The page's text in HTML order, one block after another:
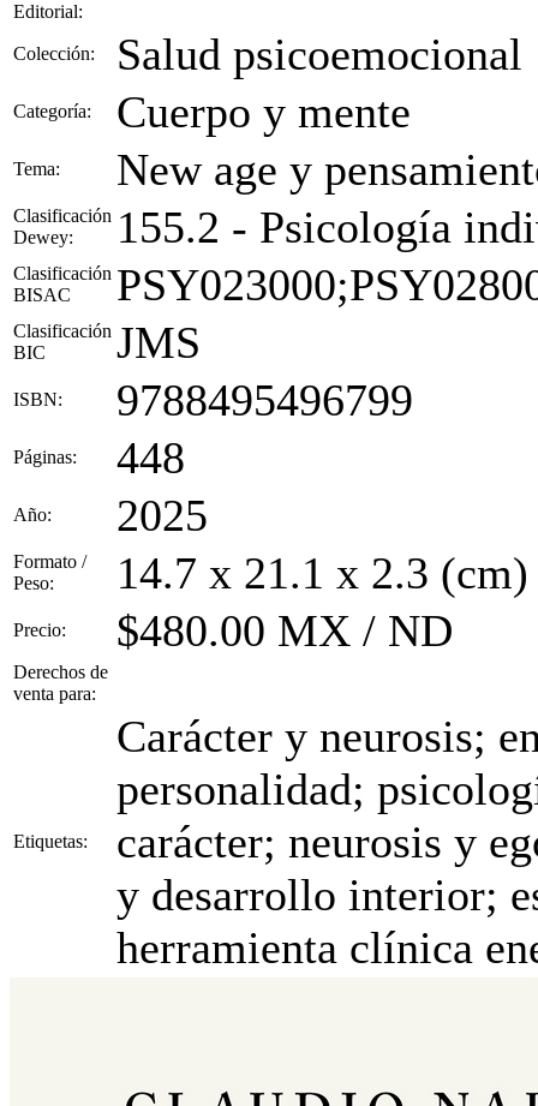
Editorial:
Colección: Salud psicoemocional
Categoría: Cuerpo y mente
Tema: New age y
Clasificación
Dewey:
155.2 - Psicología
Clasificación
BISAC
Clasificación
BIC
JMS
ISBN: 9788495496799
Páginas: 448
Año: 2025
Formato /
Peso:
14.7 x 21.1 x 2.3
Precio: $480.00 MX / ND
Derechos de
venta para:
Etiquetas:
Carácter y neurosis;
personalidad;
carácter; neurosis y
y desarrollo interior;
herramienta clínica